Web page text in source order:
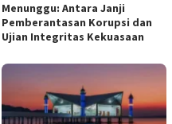
Menunggu: Antara Janji
Pemberantasan Korupsi dan
Ujian Integritas Kekuasaan